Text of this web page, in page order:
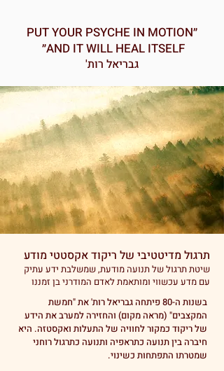
״PUT YOUR PSYCHE IN MOTION
AND IT WILL HEAL ITSELF״
גבריאל רות'
תרגול מדיטטיבי של ריקוד אקסטטי מודע
שיטת תרגול של תנועה מודעת, שמשלבת ידע עתיק
עם מדע עכשווי ומותאמת לאדם המודרני בן זמננו
בשנות ה-80 פיתחה גבריאל רות' את "חמשת
המקצבים" (מראה מקום) והחזירה למערב את הידע
של ריקוד כמקור לחוויה של התעלות ואקסטזה. היא
חיברה בין תנועה כתראפיה ותנועה כתרגול רוחני
שמטרתו התפתחות כשינוי.